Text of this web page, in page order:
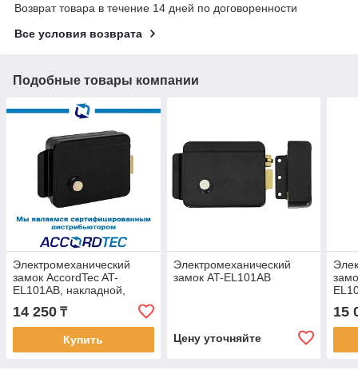
Возврат товара в течение 14 дней по договоренности
Все условия возврата
Подобные товары компании
Электромеханический
замок AccordTec AT-
EL101AB, накладной,
14 250 ₸
Купить
Электромеханический
замок AT-EL101AB
Цену уточняйте
15